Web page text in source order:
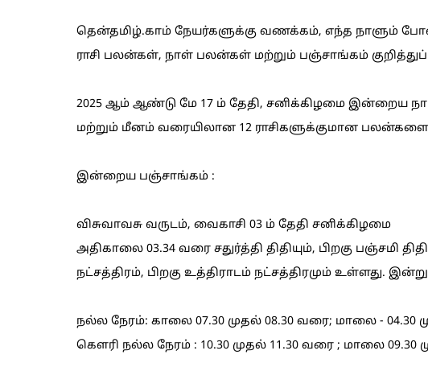
தென்தமிழ்.காம் நேயர்களுக்கு வணக்கம், எந்த நாளும்
ராசி பலன்கள், நாள் பலன்கள் மற்றும் பஞ்சாங்கம்
2025 ஆம் ஆண்டு மே 17 ம் தேதி, சனிக்கிழமை இன்றைய
மற்றும் மீனம் வரையிலான 12 ராசிகளுக்குமான பலன்களை
இன்றைய பஞ்சாங்கம் :
விசுவாவசு வருடம், வைகாசி 03 ம் தேதி சனிக்கிழமை
அதிகாலை 03.34 வரை சதுர்த்தி திதியும், பிறகு பஞ்சமி
நட்சத்திரம், பிறகு உத்திராடம் நட்சத்திரமும் உள்ளது.
நல்ல நேரம்: காலை 07.30 முதல் 08.30 வரை; மாலை - 04.30
கெளரி நல்ல நேரம் : 10.30 முதல் 11.30 வரை ; மாலை 09.30